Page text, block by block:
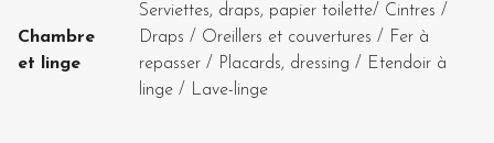
Chambre
et linge
Serviettes, draps, papier toilette/ Cintres /
Draps / Oreillers et couvertures / Fer à
repasser / Placards, dressing / Etendoir à
linge / Lave-linge